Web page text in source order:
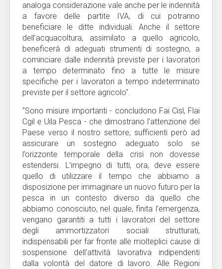
analoga considerazione vale anche per le indennità
a favore delle partite IVA, di cui potranno
beneficiare le ditte individuali. Anche il settore
dell’acquacoltura, assimilato a quello agricolo,
beneficerà di adeguati strumenti di sostegno, a
cominciare dalle indennità previste per i lavoratori
a tempo determinato fino a tutte le misure
specifiche per i lavoratori a tempo indeterminato
previste per il settore agricolo".
"Sono misure importanti - concludono Fai Cisl, Flai
Cgil e Uila Pesca - che dimostrano l’attenzione del
Paese verso il nostro settore, sufficienti però ad
assicurare un sostegno adeguato solo se
l’orizzonte temporale della crisi non dovesse
estendersi. L’impegno di tutti, ora, deve essere
quello di utilizzare il tempo che abbiamo a
disposizione per immaginare un nuovo futuro per la
pesca in un contesto diverso da quello che
abbiamo conosciuto, nel quale, finita l’emergenza,
vengano garantiti a tutti i lavoratori del settore
degli ammortizzatori sociali strutturati,
indispensabili per far fronte alle molteplici cause di
sospensione dell’attività lavorativa indipendenti
dalla volontà del datore di lavoro. Alle Regioni